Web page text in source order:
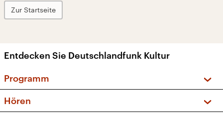
Zur Startseite
Entdecken Sie Deutschlandfunk Kultur
Programm
Sendungen und Podcasts
Hören